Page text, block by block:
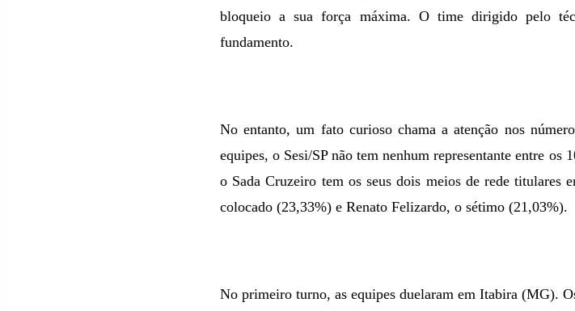
bloqueio a sua força máxima. O time dirigido pelo
fundamento.
No entanto, um fato curioso chama a atenção nos
equipes, o Sesi/SP não tem nenhum representante entre os
o Sada Cruzeiro tem os seus dois meios de rede titulares
colocado (23,33%) e Renato Felizardo, o sétimo (21,03%).
No primeiro turno, as equipes duelaram em Itabira (MG).